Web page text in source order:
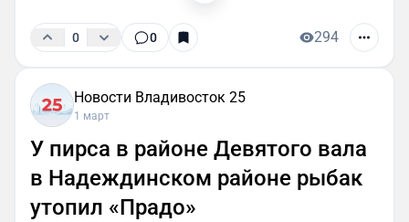
0 0 294
Новости Владивосток 25
1 март
У пирса в районе Девятого вала
в Надеждинском районе рыбак
утопил «Прадо»